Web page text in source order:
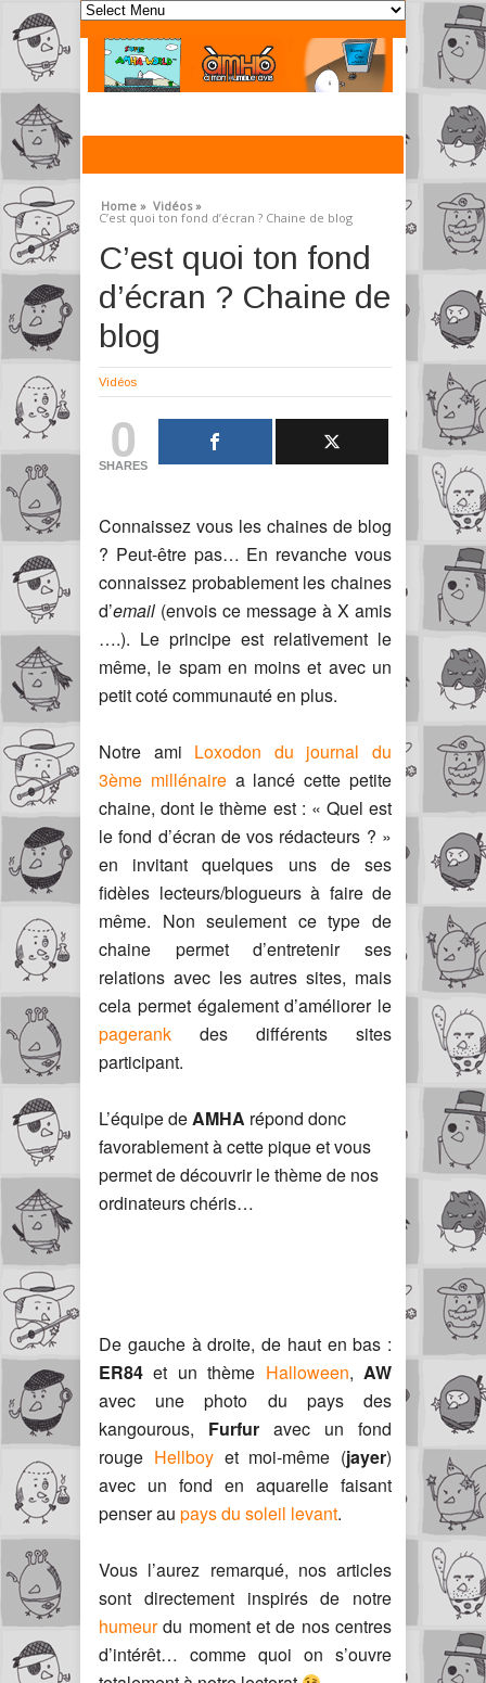
Home » Vidéos »
C’est quoi ton fond d’écran ? Chaine de blog
C’est quoi ton fond
d’écran ? Chaine de
blog
Vidéos
0
SHARES
Connaissez vous les chaines de blog
? Peut-être pas… En revanche vous
connaissez probablement les chaines
d’email (envois ce message à X amis
….). Le principe est relativement le
même, le spam en moins et avec un
petit coté communauté en plus.
Notre ami Loxodon du journal du
3ème millénairea lancé cette petite
chaine, dont le thème est : « Quel est
le fond d’écran de vos rédacteurs ? »
en invitant quelques uns de ses
fidèles lecteurs/blogueurs à faire de
même. Non seulement ce type de
chaine permet d’entretenir ses
relations avec les autres sites, mais
cela permet également d’améliorer le
pagerank des différents sites
participant.
L’équipe deAMHA répond donc
favorablement à cette pique et vous
permet de découvrir le thème de nos
ordinateurs chéris…
De gauche à droite, de haut en bas :
ER84 et un thème Halloween,AW
avec une photo du pays des
kangourous, Furfur avec un fond
rouge Hellboy et moi-même (jayer)
avec un fond en aquarelle faisant
penser au pays du soleil levant.
Vous l’aurez remarqué, nos articles
sont directement inspirés de notre
humeurdu moment et de nos centres
d’intérêt… comme quoi on s’ouvre